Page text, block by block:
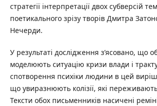
стратегії інтерпретації двох субверсій
поетикального зрізу творів Дмитра
Нечерди.
У результаті дослідження з’ясовано, що
моделюють ситуацію кризи влади і
спотворення психіки людини в цей
що увиразнюють колізії, які
Тексти обох письменників насичені